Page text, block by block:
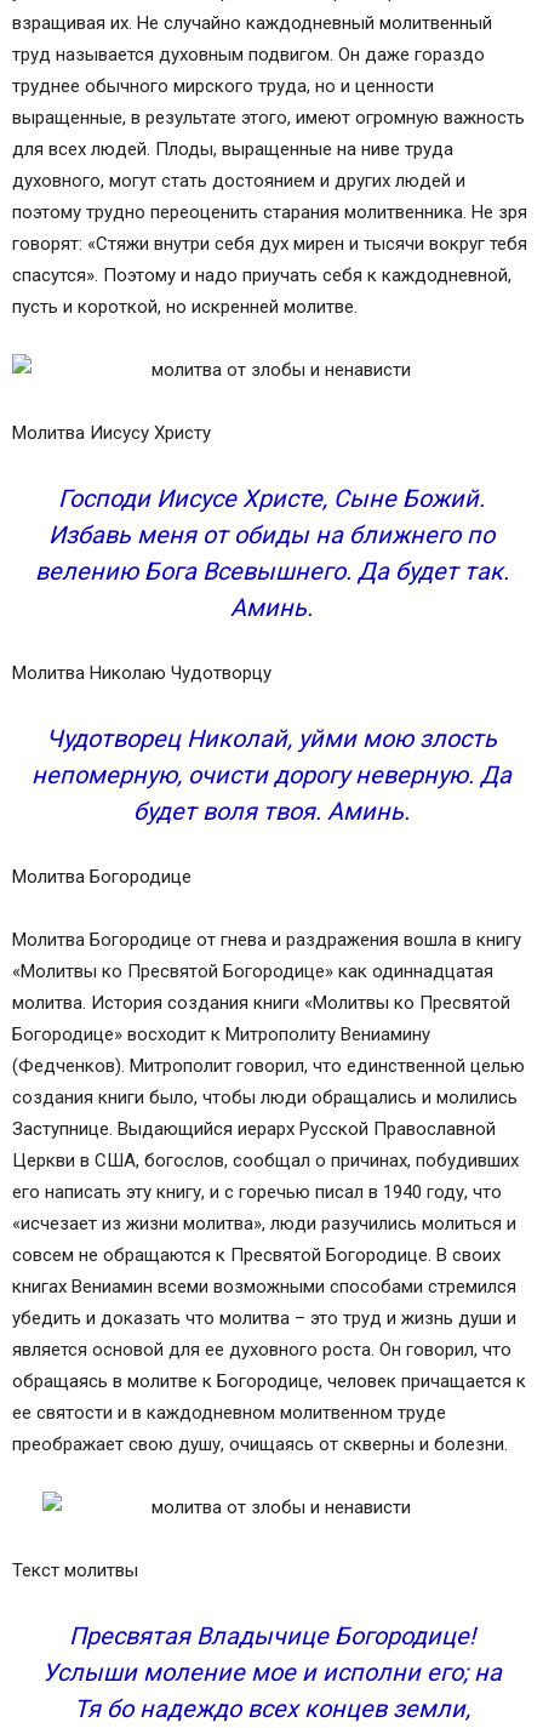
взращивая их. Не случайно каждодневный молитвенный
труд называется духовным подвигом. Он даже гораздо
труднее обычного мирского труда, но и ценности
выращенные, в результате этого, имеют огромную важность
для всех людей. Плоды, выращенные на ниве труда
духовного, могут стать достоянием и других людей и
поэтому трудно переоценить старания молитвенника. Не зря
говорят: «Стяжи внутри себя дух мирен и тысячи вокруг тебя
спасутся». Поэтому и надо приучать себя к каждодневной,
пусть и короткой, но искренней молитве.
Молитва Иисусу Христу
Господи Иисусе Христе, Сыне Божий.
Избавь меня от обиды на ближнего по
велению Бога Всевышнего. Да будет так.
Аминь.
Молитва Николаю Чудотворцу
Чудотворец Николай, уйми мою злость
непомерную, очисти дорогу неверную. Да
будет воля твоя. Аминь.
Молитва Богородице
Молитва Богородице от гнева и раздражения вошла в книгу
«Молитвы ко Пресвятой Богородице» как одиннадцатая
молитва. История создания книги «Молитвы ко Пресвятой
Богородице» восходит к Митрополиту Вениамину
(Федченков). Митрополит говорил, что единственной целью
создания книги было, чтобы люди обращались и молились
Заступнице. Выдающийся иерарх Русской Православной
Церкви в США, богослов, сообщал о причинах, побудивших
его написать эту книгу, и с горечью писал в 1940 году, что
«исчезает из жизни молитва», люди разучились молиться и
совсем не обращаются к Пресвятой Богородице. В своих
книгах Вениамин всеми возможными способами стремился
убедить и доказать что молитва – это труд и жизнь души и
является основой для ее духовного роста. Он говорил, что
обращаясь в молитве к Богородице, человек причащается к
ее святости и в каждодневном молитвенном труде
преображает свою душу, очищаясь от скверны и болезни.
Текст молитвы
Пресвятая Владычице Богородице!
Услыши моление мое и исполни его; на
Тя бо надеждо всех концев земли,